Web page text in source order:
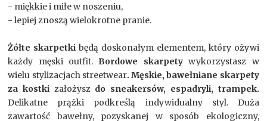
- miękkie i miłe w noszeniu,
- lepiej znoszą wielokrotne pranie.
Żółte skarpetki będą doskonałym elementem, który ożywi
każdy męski outfit. Bordowe skarpetywykorzystasz w
wielu stylizacjach streetwear. Męskie, bawełniane skarpety
za kostki założyszdo sneakersów, espadryli, trampek.
Delikatne prążki podkreślą indywidualny styl. Duża
zawartość bawełny, pozyskanej w sposób ekologiczny,